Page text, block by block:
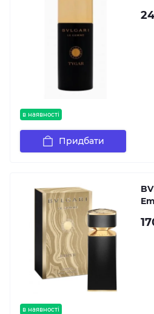
в наявності
Придбати
в наявності